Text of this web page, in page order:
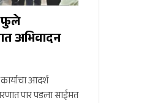
फुले
अभिवादन
आदर्श
पार पडला साईमत